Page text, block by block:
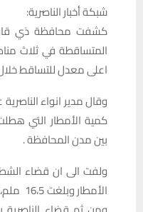
شبكة أخبار الناصرية:
كشفت محافظة ذي قار
المتساقطة في ثلاث
اعلى معدل للتساقط خلال 24 ساعة
وقال مدير انواء
بين مدن المحافظة .
ولفت الى ان قضاء